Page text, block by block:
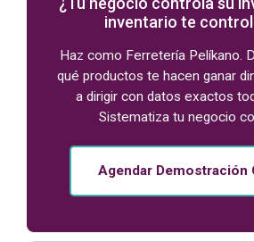
inventario te
Haz como Ferretería Pelíkano.
qué productos te hacen ganar
a dirigir con datos exactos
Sistematiza tu negocio
Agendar Demostración